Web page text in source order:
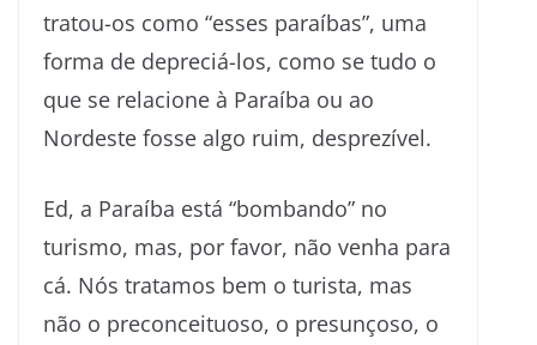
tratou-os como “esses paraíbas”, uma
forma de depreciá-los, como se tudo o
que se relacione à Paraíba ou ao
Nordeste fosse algo ruim, desprezível.
Ed, a Paraíba está “bombando” no
turismo, mas, por favor, não venha para
cá. Nós tratamos bem o turista, mas
não o preconceituoso, o presunçoso, o